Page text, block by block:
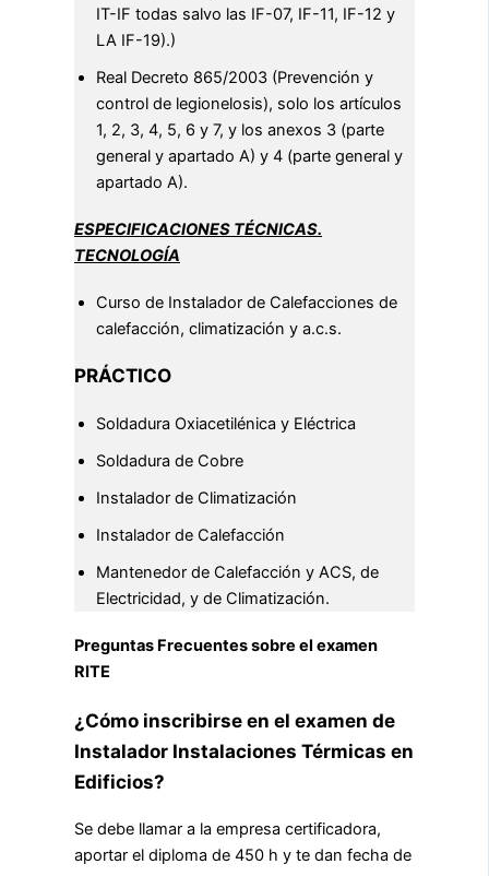
IT-IF todas salvo las IF-07, IF-11, IF-12 y
LA IF-19).)
Real Decreto 865/2003 (Prevención y
control de legionelosis), solo los artículos
1, 2, 3, 4, 5, 6 y 7, y los anexos 3 (parte
general y apartado A) y 4 (parte general y
apartado A).
ESPECIFICACIONES TÉCNICAS.
TECNOLOGÍA
Curso de Instalador de Calefacciones de
calefacción, climatización y a.c.s.
PRÁCTICO
Soldadura Oxiacetilénica y Eléctrica
Soldadura de Cobre
Instalador de Climatización
Instalador de Calefacción
Mantenedor de Calefacción y ACS, de
Electricidad, y de Climatización.
Preguntas Frecuentes sobre el examen
RITE
¿Cómo inscribirse en el examen de
Instalador Instalaciones Térmicas en
Edificios?
Se debe llamar a la empresa certificadora,
aportar el diploma de 450 h y te dan fecha de